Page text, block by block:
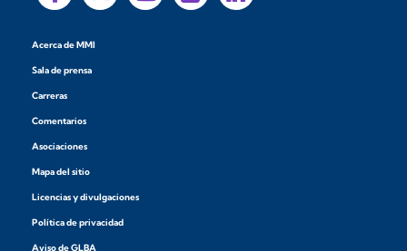
Acerca de MMI
Sala de prensa
Carreras
Comentarios
Asociaciones
Mapa del sitio
Licencias y divulgaciones
Política de privacidad
Aviso de GLBA